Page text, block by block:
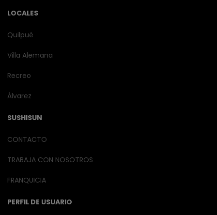
LOCALES
Quilpué
Villa Alemana
Recreo
Álvarez
SUSHISUN
CONTACTO
TRABAJA CON NOSOTROS
FRANQUICIA
PERFIL DE USUARIO